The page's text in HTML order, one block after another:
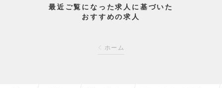
最近ご覧になった求人に基づいた
おすすめの求人
ホーム